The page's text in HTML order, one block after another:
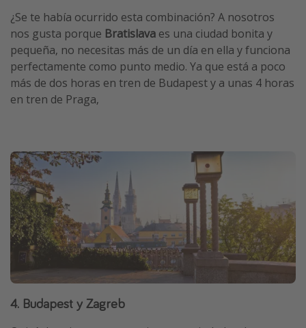
¿Se te había ocurrido esta combinación? A nosotros
nos gusta porque Bratislava es una ciudad bonita y
pequeña, no necesitas más de un día en ella y funciona
perfectamente como punto medio. Ya que está a poco
más de dos horas en tren de Budapest y a unas 4 horas
en tren de Praga,
4. Budapest y Zagreb